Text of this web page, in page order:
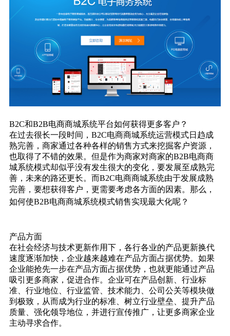
B2C和B2B电商商城系统平台如何获得更多客户？
在过去很长一段时间，B2C电商商城系统运营模式日趋成
熟完善，商家通过各种各样的销售方式来挖掘客户资源，
也取得了不错的效果。但是作为商家对商家的B2B电商商
城系统模式却似乎没有发生很大的变化，要发展至成熟完
善，未来的路还更长。而B2C电商商城系统由于发展成熟
完善，要想获得客户，更需要考虑各方面的因素。 那么，
如何使B2B电商商城系统模式销售实现最大化呢？
产品方面
在社会经济与技术更新作用下，各行各业的产品更新换代
速度逐渐加快，企业越来越难在产品方面占据优势。如果
企业能抢先一步在产品方面占据优势，也就更能通过产品
吸引更多商家，促进合作。企业可在产品创新、行业标
准、行业地位、行业监管、技术能力、公司公关等模块做
到极致，从而成为行业的标准、树立行业壁垒、提升产品
质量、强化领导地位，并进行宣传推广，让更多商家企业
主动寻求合作。